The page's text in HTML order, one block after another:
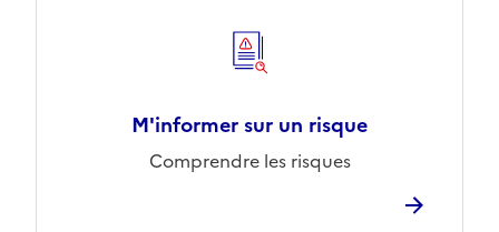
M'informer sur un risque
Comprendre les risques